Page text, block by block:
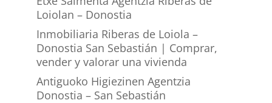
Loiolan – Donostia
Inmobiliaria Riberas de Loiola –
Donostia San Sebastián | Comprar,
vender y valorar una vivienda
Antiguoko Higiezinen Agentzia
Donostia – San Sebastián